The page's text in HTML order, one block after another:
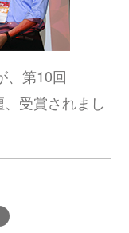
、第10回
受賞されまし